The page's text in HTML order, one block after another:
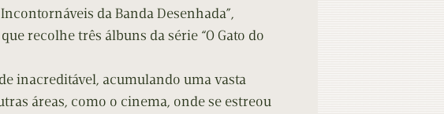
da Banda Desenhada”,
recolhe três álbuns da série “O Gato do
inacreditável, acumulando uma vasta
áreas, como o cinema, onde se estreou